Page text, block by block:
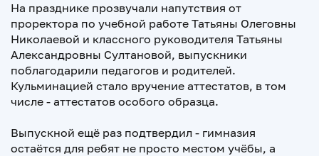
На празднике прозвучали напутствия от
проректора по учебной работе Татьяны Олеговны
Николаевой и классного руководителя Татьяны
Александровны Султановой, выпускники
поблагодарили педагогов и родителей.
Кульминацией стало вручение аттестатов, в том
числе - аттестатов особого образца.
Выпускной ещё раз подтвердил - гимназия
остаётся для ребят не просто местом учёбы, а